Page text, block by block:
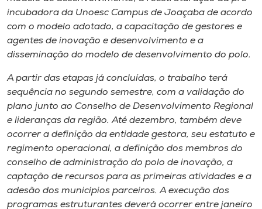
incubadora da Unoesc Campus de Joaçaba de acordo
com o modelo adotado, a capacitação de gestores e
agentes de inovação e desenvolvimento e a
disseminação do modelo de desenvolvimento do polo.
A partir das etapas já concluídas, o trabalho terá
sequência no segundo semestre, com a validação do
plano junto ao Conselho de Desenvolvimento Regional
e lideranças da região. Até dezembro, também deve
ocorrer a definição da entidade gestora, seu estatuto e
regimento operacional, a definição dos membros do
conselho de administração do polo de inovação, a
captação de recursos para as primeiras atividades e a
adesão dos municípios parceiros. A execução dos
programas estruturantes deverá ocorrer entre janeiro